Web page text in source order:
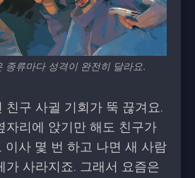
종류마다 성격이 완전히 달라요.
친구 사귈 기회가 뚝 끊겨요.
자리에 앉기만 해도 친구가
이사 몇 번 하고 나면 새 사람
가 사라지죠. 그래서 요즘은